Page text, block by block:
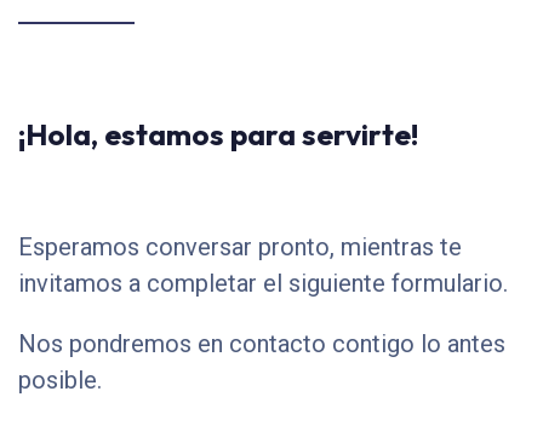
¡Hola, estamos para servirte!
Esperamos conversar pronto, mientras te
invitamos a completar el siguiente formulario.
Nos pondremos en contacto contigo lo antes
posible.